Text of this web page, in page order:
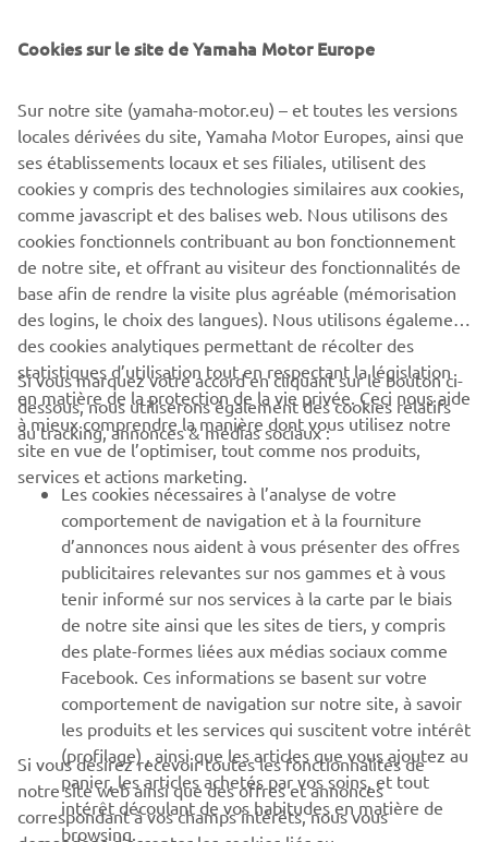
Quickly locate the exact Genuine Yamaha Parts you need
using your VIN number. Search your model, get part
numbers, and contact your Yamaha dealer to order and
collect — easy, fast, and fully reliable for keeping your
Yamaha in top condition.
En savoir plus
CORPORATE
BUSINESS
PLUS DE YAMAHA
SOUTIEN
BULLETIN
Soyez le premier à connaître les dernières offres, les événements
spéciaux, les nouveautés et bien plus encore
S'ABONNER
Cookies sur le site de Yamaha Motor Europe
Sur notre site (yamaha-motor.eu) – et toutes les versions
locales dérivées du site, Yamaha Motor Europes, ainsi que
ses établissements locaux et ses filiales, utilisent des
cookies y compris des technologies similaires aux cookies,
comme javascript et des balises web. Nous utilisons des
cookies fonctionnels contribuant au bon fonctionnement
de notre site, et offrant au visiteur des fonctionnalités de
base afin de rendre la visite plus agréable (mémorisation
des logins, le choix des langues). Nous utilisons également
des cookies analytiques permettant de récolter des
statistiques d’utilisation tout en respectant la législation
en matière de la protection de la vie privée. Ceci nous aide
à mieux comprendre la manière dont vous utilisez notre
site en vue de l’optimiser, tout comme nos produits,
services et actions marketing.
Si vous marquez votre accord en cliquant sur le bouton ci-
dessous, nous utiliserons également des cookies relatifs
au tracking, annonces & médias sociaux :
Les cookies nécessaires à l’analyse de votre
comportement de navigation et à la fourniture
d’annonces nous aident à vous présenter des offres
publicitaires relevantes sur nos gammes et à vous
tenir informé sur nos services à la carte par le biais
de notre site ainsi que les sites de tiers, y compris
des plate-formes liées aux médias sociaux comme
Facebook. Ces informations se basent sur votre
comportement de navigation sur notre site, à savoir
les produits et les services qui suscitent votre intérêt
(profilage) , ainsi que les articles que vous ajoutez au
panier, les articles achetés par vos soins, et tout
intérêt découlant de vos habitudes en matière de
browsing.
Si vous désirez recevoir toutes les fonctionnalités de
notre site web ainsi que des offres et annonces
correspondant à vos champs intérêts, nous vous